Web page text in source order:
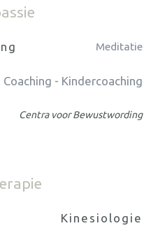
Meditatie
Coaching - Kindercoaching
Centra voor Bewustwording
Kinesiologie